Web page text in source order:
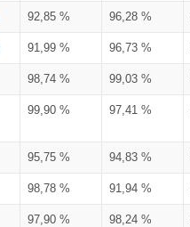
92,85 % 96,28 %
91,99 % 96,73 %
98,74 % 99,03 %
99,90 % 97,41 %
95,75 % 94,83 %
98,78 % 91,94 %
97,90 % 98,24 %